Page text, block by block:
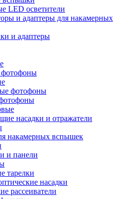
LED осветители
и адаптеры для накамерных
и адаптеры
фотофоны
насадки и отражатели
накамерных вспышек
и панели
тарелки
насадки
рассеиватели